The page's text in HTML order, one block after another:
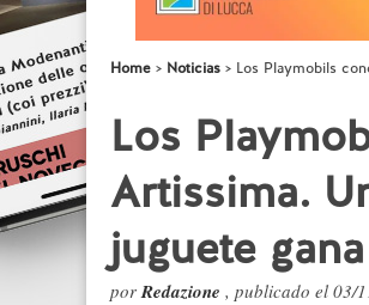
Home Noticias Los Playmobils
Los
Artissima.
juguete gana
porRedazione , publicado el 03/